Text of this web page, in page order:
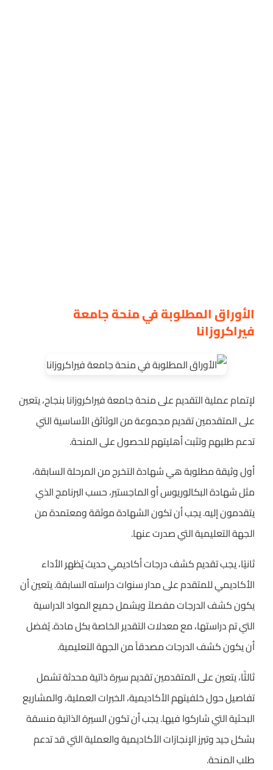
الأوراق المطلوبة في منحة جامعة
فيراكروزانا
لإتمام عملية التقديم على منحة جامعة فيراكروزانا بنجاح، يتعين
على المتقدمين تقديم مجموعة من الوثائق الأساسية التي
تدعم طلبهم وتثبت أهليتهم للحصول على المنحة.
أول وثيقة مطلوبة هي شهادة التخرج من المرحلة السابقة،
مثل شهادة البكالوريوس أو الماجستير، حسب البرنامج الذي
يتقدمون إليه. يجب أن تكون الشهادة موثقة ومعتمدة من
الجهة التعليمية التي صدرت عنها.
ثانيًا، يجب تقديم كشف درجات أكاديمي حديث يُظهر الأداء
الأكاديمي للمتقدم على مدار سنوات دراسته السابقة. يتعين أن
يكون كشف الدرجات مفصلاً ويشمل جميع المواد الدراسية
التي تم دراستها، مع معدلات التقدير الخاصة بكل مادة. يُفضل
أن يكون كشف الدرجات مصدقاً من الجهة التعليمية.
ثالثًا، يتعين على المتقدمين تقديم سيرة ذاتية محدثة تشمل
تفاصيل حول خلفيتهم الأكاديمية، الخبرات العملية، والمشاريع
البحثية التي شاركوا فيها. يجب أن تكون السيرة الذاتية منسقة
بشكل جيد وتبرز الإنجازات الأكاديمية والعملية التي قد تدعم
طلب المنحة.